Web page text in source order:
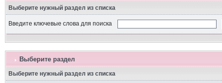
Выберите нужный раздел из списка
Введите ключевые слова для поиска
Выберите раздел
Выберите нужный раздел из списка